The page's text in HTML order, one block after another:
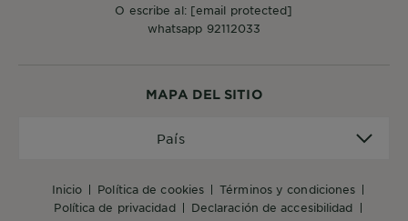
MAPA DEL SITIO
inicio política de cookies
términos y condiciones
política de privacidad
declaración de accesibilidad
País
O escribe al: [email protected]
whatsapp 92112033